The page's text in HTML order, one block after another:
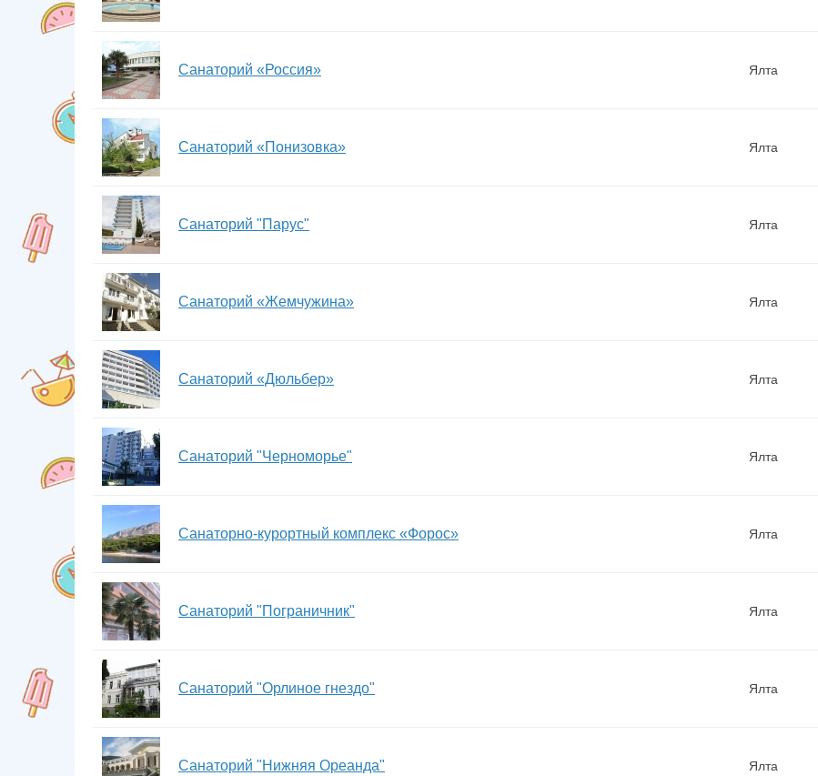
Санаторий «Россия» Ялта
​Санаторий «Понизовка» Ялта
​Санаторий "Парус" Ялта
Санаторий «Жемчужина» Ялта
Санаторий «Дюльбер» Ялта
Санаторий "Черноморье" Ялта
Санаторно-курортный комплекс «Форос» Ялта
Санаторий "Пограничник" Ялта
Санаторий "Орлиное гнездо" Ялта
Санаторий "Нижняя Ореанда" Ялта